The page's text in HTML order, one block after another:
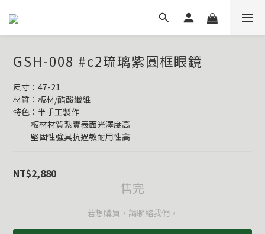
GSH-008 #c2琉璃紫圓框眼鏡
尺寸：47-21
材質：板材/醋酸纖維
特色：半手工製作
          板材材質紮實表面光澤度高
          堅固性強具抗過敏耐用性高
NT$2,880
售完
若想購買，請聯絡我們。